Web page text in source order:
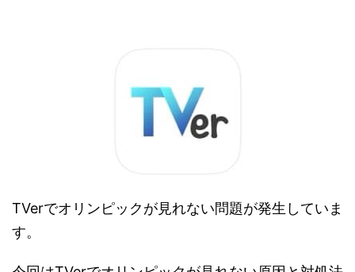
TVerでオリンピックが見れない問題が発生していま
す。